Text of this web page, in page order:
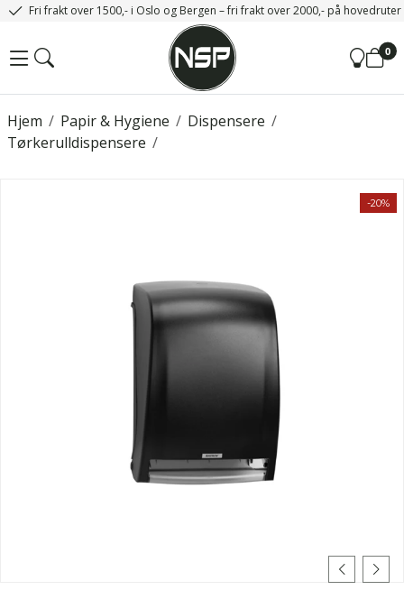
Fri frakt over 1500,- i Oslo og Bergen – fri frakt over 2000,- på
0
/
Hjem /
Papir & Hygiene /
Dispensere
/
Tørkerulldispensere
-20%